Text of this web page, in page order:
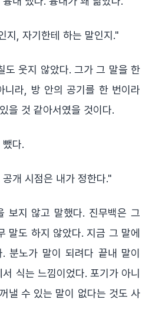
지, 자기한테 하는 말인지."
도 웃지 않았다. 그가 그 말을 한
니라, 방 안의 공기를 한 번이라
을 것 같아서였을 것이다.
다.
개 시점은 내가 정한다."
보지 않고 말했다. 진무백은 그
말도 하지 않았다. 지금 그 말에
분노가 말이 되려다 끝내 말이
식는 느낌이었다. 포기가 아니
낼 수 있는 말이 없다는 것도 사